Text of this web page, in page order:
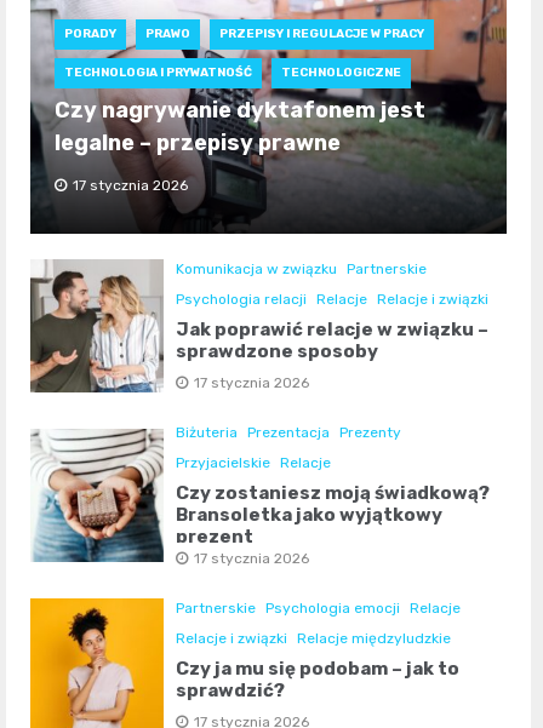
PORADY PRAWO PRZEPISY I REGULACJE W PRACY
TECHNOLOGIA I PRYWATNOŚĆ TECHNOLOGICZNE
Czy nagrywanie dyktafonem jest
legalne – przepisy prawne
17 stycznia 2026
Komunikacja w związku
Partnerskie
Psychologia relacji
Relacje Relacje i związki
Jak poprawić relacje w związku –
sprawdzone sposoby
17 stycznia 2026
Biżuteria Prezentacja
Prezenty
Przyjacielskie Relacje
Czy zostaniesz moją świadkową?
Bransoletka jako wyjątkowy
prezent
17 stycznia 2026
Partnerskie Psychologia emocji
Relacje
Relacje i związki
Relacje międzyludzkie
Czy ja mu się podobam – jak to
sprawdzić?
17 stycznia 2026